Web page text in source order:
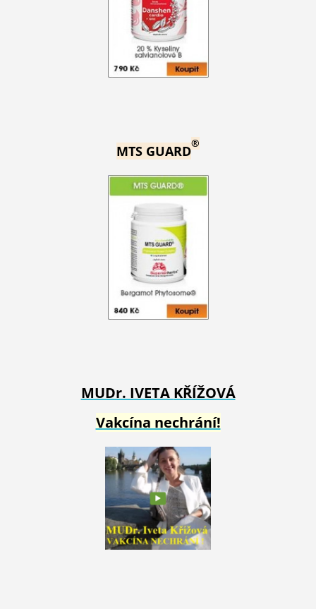
MTS GUARD®
MUDr. IVETA KŘÍŽOVÁ
Vakcína nechrání!